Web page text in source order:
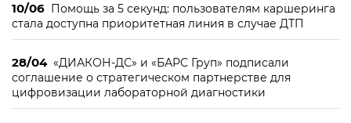
10/06 Помощь за 5 секунд: пользователям каршеринга
стала доступна приоритетная линия в случае ДТП
28/04 «ДИАКОН-ДС» и «БАРС Груп» подписали
соглашение о стратегическом партнерстве для
цифровизации лабораторной диагностики